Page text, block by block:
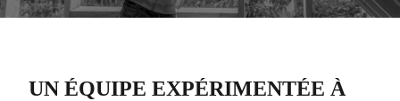
UN ÉQUIPE EXPÉRIMENTÉE À